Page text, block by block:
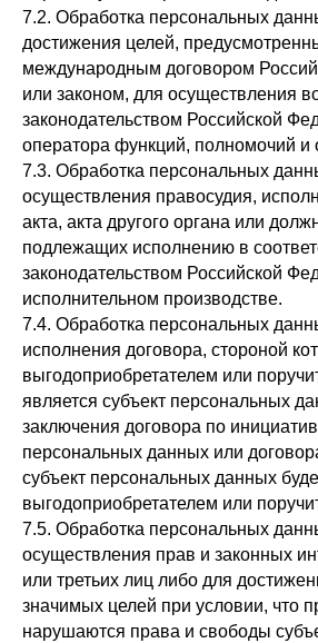
7.2. Обработка персональных
достижения целей,
международным договором
или законом, для осуществления
законодательством Российской
оператора функций, полномочий и
7.3. Обработка персональных
осуществления правосудия,
акта, акта другого органа или
подлежащих исполнению в
законодательством Российской
исполнительном производстве.
7.4. Обработка персональных
исполнения договора, стороной
выгодоприобретателем или
является субъект персональных
заключения договора по
персональных данных или
субъект персональных данных
выгодоприобретателем или
7.5. Обработка персональных
осуществления прав и законных
или третьих лиц либо для
значимых целей при условии, что
нарушаются права и свободы